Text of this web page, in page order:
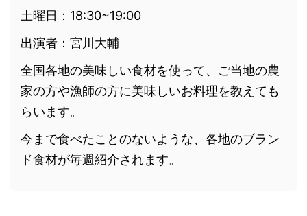
土曜日：18:30~19:00
出演者：宮川大輔
全国各地の美味しい食材を使って、ご当地の農
家の方や漁師の方に美味しいお料理を教えても
らいます。
今まで食べたことのないような、各地のブラン
ド食材が毎週紹介されます。